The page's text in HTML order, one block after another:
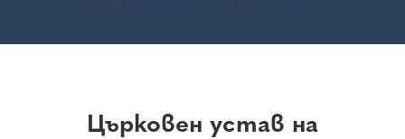
Църковен устав на